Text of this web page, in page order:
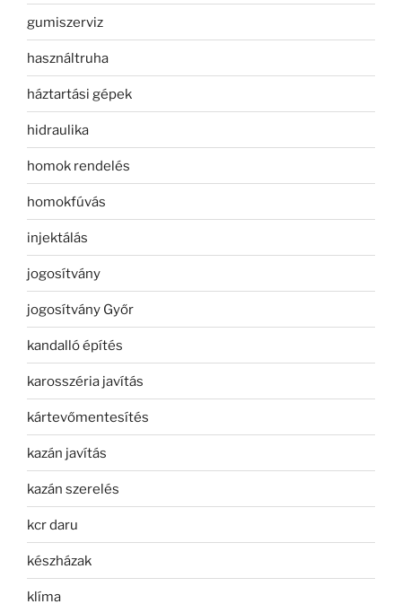
gumiszerviz
használtruha
háztartási gépek
hidraulika
homok rendelés
homokfúvás
injektálás
jogosítvány
jogosítvány Győr
kandalló építés
karosszéria javítás
kártevőmentesítés
kazán javítás
kazán szerelés
kcr daru
készházak
klíma